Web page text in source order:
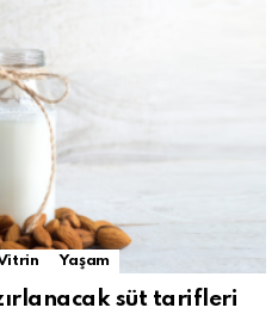
Yaşam
süt tarifleri